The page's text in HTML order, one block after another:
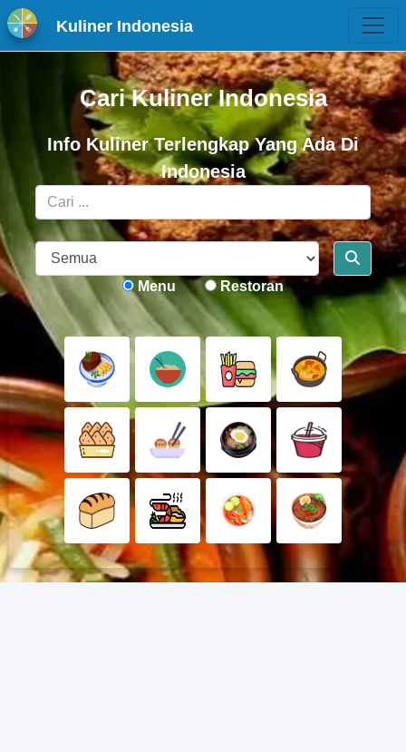
Kuliner Indonesia
Cari Kuliner Indonesia
Info Kuliner Terlengkap Yang Ada Di
Indonesia
Menu Restoran